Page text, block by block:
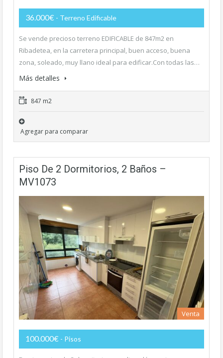
36.000€ - Terreno Edificable
Se vende precioso terreno EDIFICABLE de 847m2 en
Ribadetea, en la carretera principal, buen acceso, buena
zona, soleado, muy llano ideal para edificar.Con todas las…
Más detalles
847 m2
Agregar para comparar
Piso De 2 Dormitorios, 2 Baños –
MV1073
Venta
100.000€ - Pisos